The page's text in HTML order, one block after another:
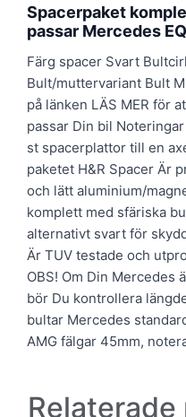
Spacerpaket
passar Mercedes
Färg spacer Svart
Bult/muttervariant Bult
på länken LÄS MER för
passar Din bil
st spacerplattor till en
paketet H&R Spacer Är
och lätt aluminium/
komplett med sfäriska
alternativt svart för
Är TUV testade och
OBS! Om Din Mercedes
bör Du kontrollera
bultar Mercedes
AMG fälgar 45mm,